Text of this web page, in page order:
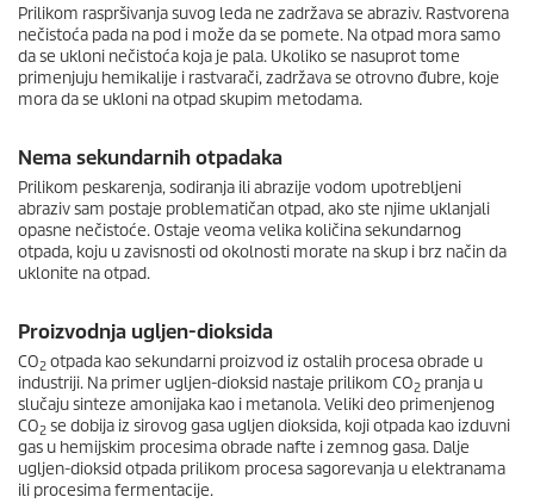
Prilikom raspršivanja suvog leda ne zadržava se abraziv. Rastvorena
nečistoća pada na pod i može da se pomete. Na otpad mora samo
da se ukloni nečistoća koja je pala. Ukoliko se nasuprot tome
primenjuju hemikalije i rastvarači, zadržava se otrovno đubre, koje
mora da se ukloni na otpad skupim metodama.
Nema sekundarnih otpadaka
Prilikom peskarenja, sodiranja ili abrazije vodom upotrebljeni
abraziv sam postaje problematičan otpad, ako ste njime uklanjali
opasne nečistoće. Ostaje veoma velika količina sekundarnog
otpada, koju u zavisnosti od okolnosti morate na skup i brz način da
uklonite na otpad.
Proizvodnja ugljen-dioksida
CO2 otpada kao sekundarni proizvod iz ostalih procesa obrade u
industriji. Na primer ugljen-dioksid nastaje prilikom CO2 pranja u
slučaju sinteze amonijaka kao i metanola. Veliki deo primenjenog
CO2 se dobija iz sirovog gasa ugljen dioksida, koji otpada kao izduvni
gas u hemijskim procesima obrade nafte i zemnog gasa. Dalje
ugljen-dioksid otpada prilikom procesa sagorevanja u elektranama
ili procesima fermentacije.